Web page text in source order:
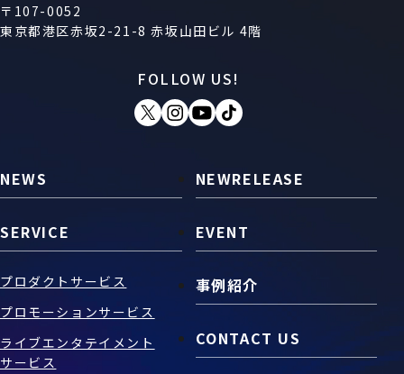
〒107-0052
東京都港区赤坂2-21-8 赤坂山田ビル 4階
FOLLOW US!
NEWS
SERVICE
プロダクトサービス
プロモーションサービス
ライブエンタテイメント
サービス
NEWRELEASE
EVENT
事例紹介
CONTACT US